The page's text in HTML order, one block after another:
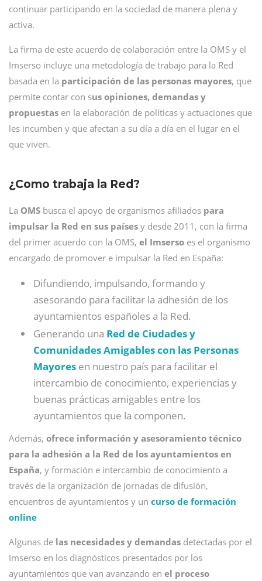
continuar participando en la sociedad de manera plena y
activa.
La firma de este acuerdo de colaboración entre la OMS y el
Imserso incluye una metodología de trabajo para la Red
basada en la participación de las personas mayores, que
permite contar con sus opiniones, demandas y
propuestas en la elaboración de políticas y actuaciones que
les incumben y que afectan a su día a día en el lugar en el
que viven.
¿Como trabaja la Red?
La OMS busca el apoyo de organismos afiliados para
impulsar la Red en sus países y desde 2011, con la firma
del primer acuerdo con la OMS, el Imserso es el organismo
encargado de promover e impulsar la Red en España:
Difundiendo, impulsando, formando y
asesorando para facilitar la adhesión de los
ayuntamientos españoles a la Red.
Generando una Red de Ciudades y
Comunidades Amigables con las Personas
Mayores en nuestro país para facilitar el
intercambio de conocimiento, experiencias y
buenas prácticas amigables entre los
ayuntamientos que la componen.
Además, ofrece información y asesoramiento técnico
para la adhesión a la Red de los ayuntamientos en
España, y formación e intercambio de conocimiento a
través de la organización de jornadas de difusión,
encuentros de ayuntamientos y un curso de formación
online
Algunas de las necesidades y demandas detectadas por el
Imserso en los diagnósticos presentados por los
ayuntamientos que van avanzando en el proceso